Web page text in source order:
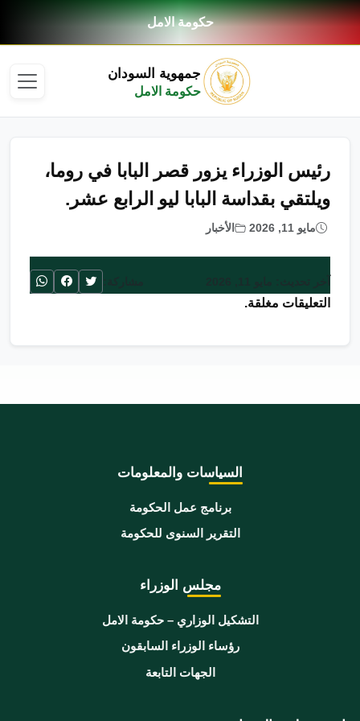
حكومة الامل
جمهوية السودان
حكومة الامل
رئيس الوزراء يزور قصر البابا في روما،
ويلتقي بقداسة البابا ليو الرابع عشر.
مايو 11, 2026 الأخبار
التعليقات مغلقة.
السياسات والمعلومات
برنامج عمل الحكومة
التقرير السنوى للحكومة
مجلس الوزراء
التشكيل الوزاري – حكومة الامل
رؤساء الوزراء السابقون
الجهات التابعة